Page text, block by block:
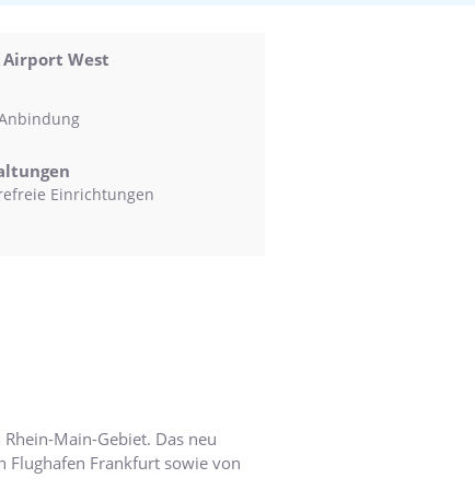
West
Einrichtungen
Main-Gebiet. Das neu
Frankfurt sowie von